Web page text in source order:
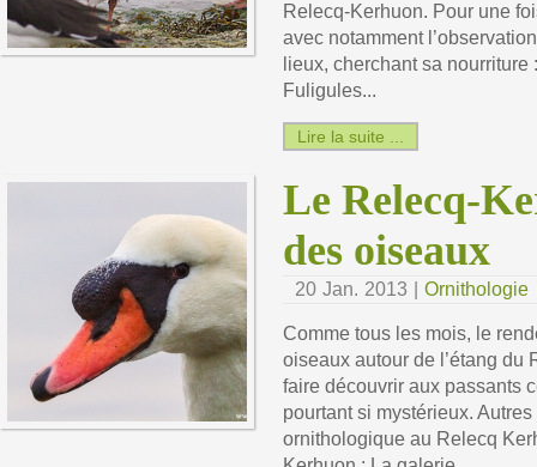
Relecq-Kerhuon. Pour une
avec notamment
lieux, cherchant sa
Fuligules...
Lire la suite ...
Le Relecq-
des oiseaux
20 Jan. 2013 | Ornithologie
Comme tous les mois, le
oiseaux autour de l’étang du
faire découvrir aux passants
pourtant si mystérieux.
ornithologique au Relecq